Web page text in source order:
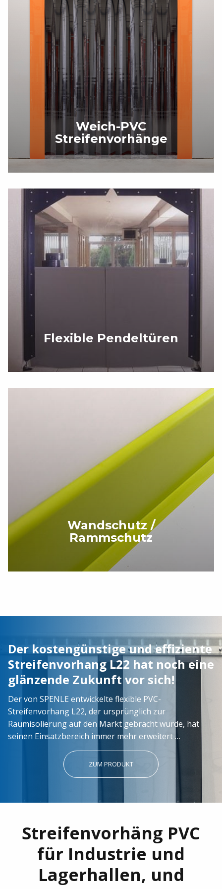
Unser Team steht Ihnen gerne zur Verfügung und
gerne Ihre Anfrage.
KONTAKTIEREN SIE UNS!
Weich-PVC
Streifenvorhänge
Flexible Pendeltüren
Wandschutz /
Rammschutz
Der kostengünstige und effiziente
Streifenvorhang L22 hat noch eine
glänzende Zukunft vor sich!
Der von SPENLE entwickelte flexible PVC-
Streifenvorhang L22, der ursprünglich zur
Raumisolierung auf den Markt gebracht wurde, hat
seinen Einsatzbereich immer mehr erweitert …
ZUM PRODUKT
Streifenvorhäng PVC
für Industrie und
Lagerhallen, und